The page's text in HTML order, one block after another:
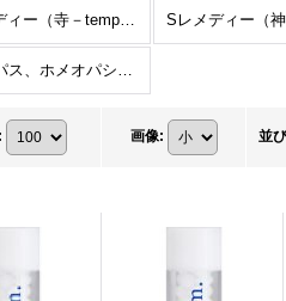
T レメディー（寺－temple－）
ホメオパス、ホメオパシー学生限定
: 画像: 並